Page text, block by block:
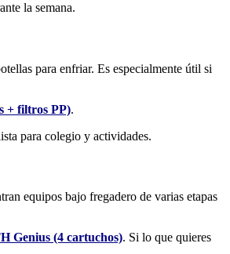
la semana.
para enfriar. Es especialmente útil si
+ filtros PP).
para colegio y actividades.
equipos bajo fregadero de varias etapas
Genius (4 cartuchos). Si lo que quieres